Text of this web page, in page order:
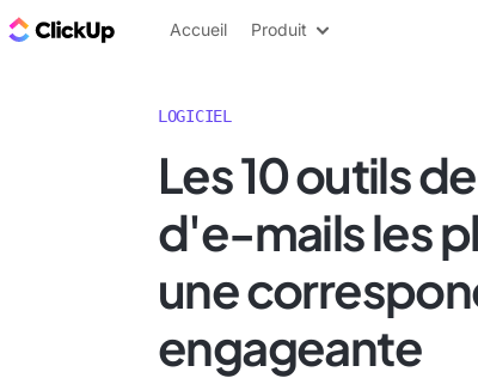
ClickUp Blog
Accueil Produit
LOGICIEL
Les 10 outils
d'e-mails les
une
engageante